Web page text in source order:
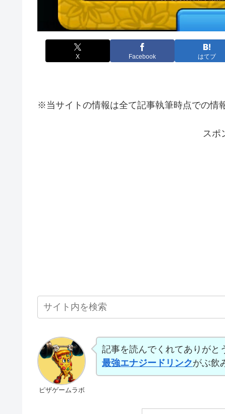
X Facebook はてブ
※当サイトの情報は全て記事執筆時点での情
スポ
ピザゲームラボ
記事を読んでくれてありがと
最強エナジードリンクがぶ飲